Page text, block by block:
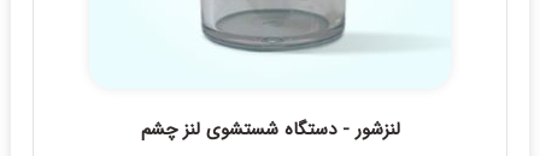
لنزشور - دستگاه شستشوی لنز چشم